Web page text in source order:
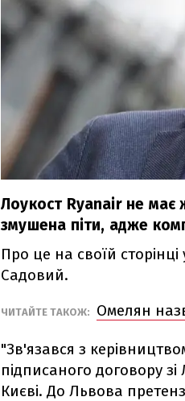
Лоукост Ryanair не має
змушена піти, адже
Про це на своїй
Садовий.
ЧИТАЙТЕ ТАКОЖ: Омелян
"Зв'язався з
підписаного договору
Києві. До Львова